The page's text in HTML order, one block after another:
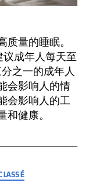
量的睡眠。
议成年人每天至
之一的成年人
会影响人的情
会影响人的工
健康。